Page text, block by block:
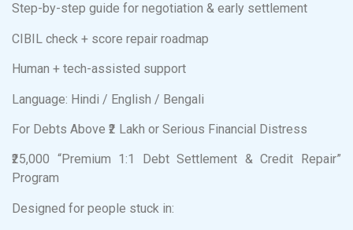
Step-by-step guide for negotiation & early settlement
CIBIL check + score repair roadmap
Human + tech-assisted support
Language: Hindi / English / Bengali
For Debts Above ₹2 Lakh or Serious Financial Distress
₹25,000 “Premium 1:1 Debt Settlement & Credit Repair”
Program
Designed for people stuck in: